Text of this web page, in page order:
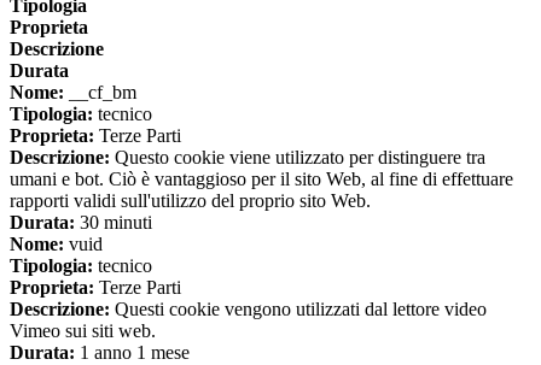
Tipologia
Proprieta
Descrizione
Durata
Nome: __cf_bm
Tipologia: tecnico
Proprieta: Terze Parti
Descrizione: Questo cookie viene utilizzato per distinguere tra
umani e bot. Ciò è vantaggioso per il sito Web, al fine di effettuare
rapporti validi sull'utilizzo del proprio sito Web.
Durata: 30 minuti
Nome: vuid
Tipologia: tecnico
Proprieta: Terze Parti
Descrizione: Questi cookie vengono utilizzati dal lettore video
Vimeo sui siti web.
Durata: 1 anno 1 mese